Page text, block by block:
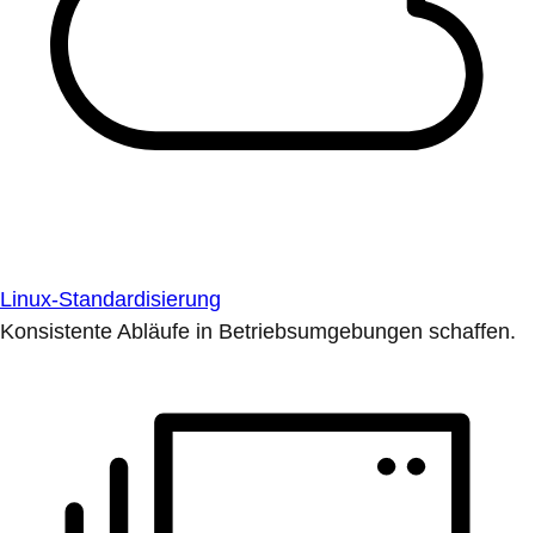
Linux-Standardisierung
Konsistente Abläufe in Betriebsumgebungen schaffen.